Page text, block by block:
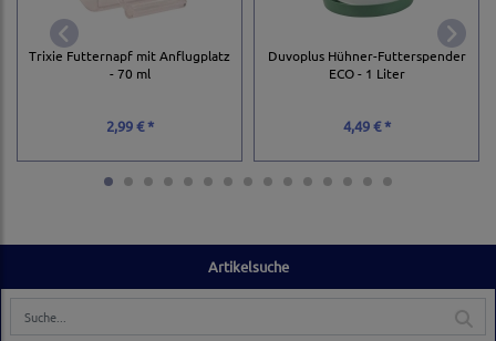
Artikelsuche
Trixie Futternapf mit Anflugplatz
- 70 ml
2,99 € *
Duvoplus Hühner-Futterspender
ECO - 1 Liter
4,49 € *